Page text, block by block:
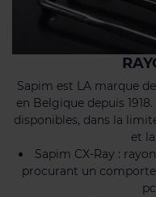
Sapim est LA marque
en Belgique depuis
disponibles, dans la
et
Sapim CX-Ray :
procurant un